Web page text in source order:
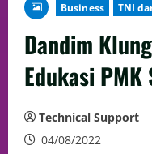
Business TNI
Dandim
Edukasi
Technical Support
04/08/2022